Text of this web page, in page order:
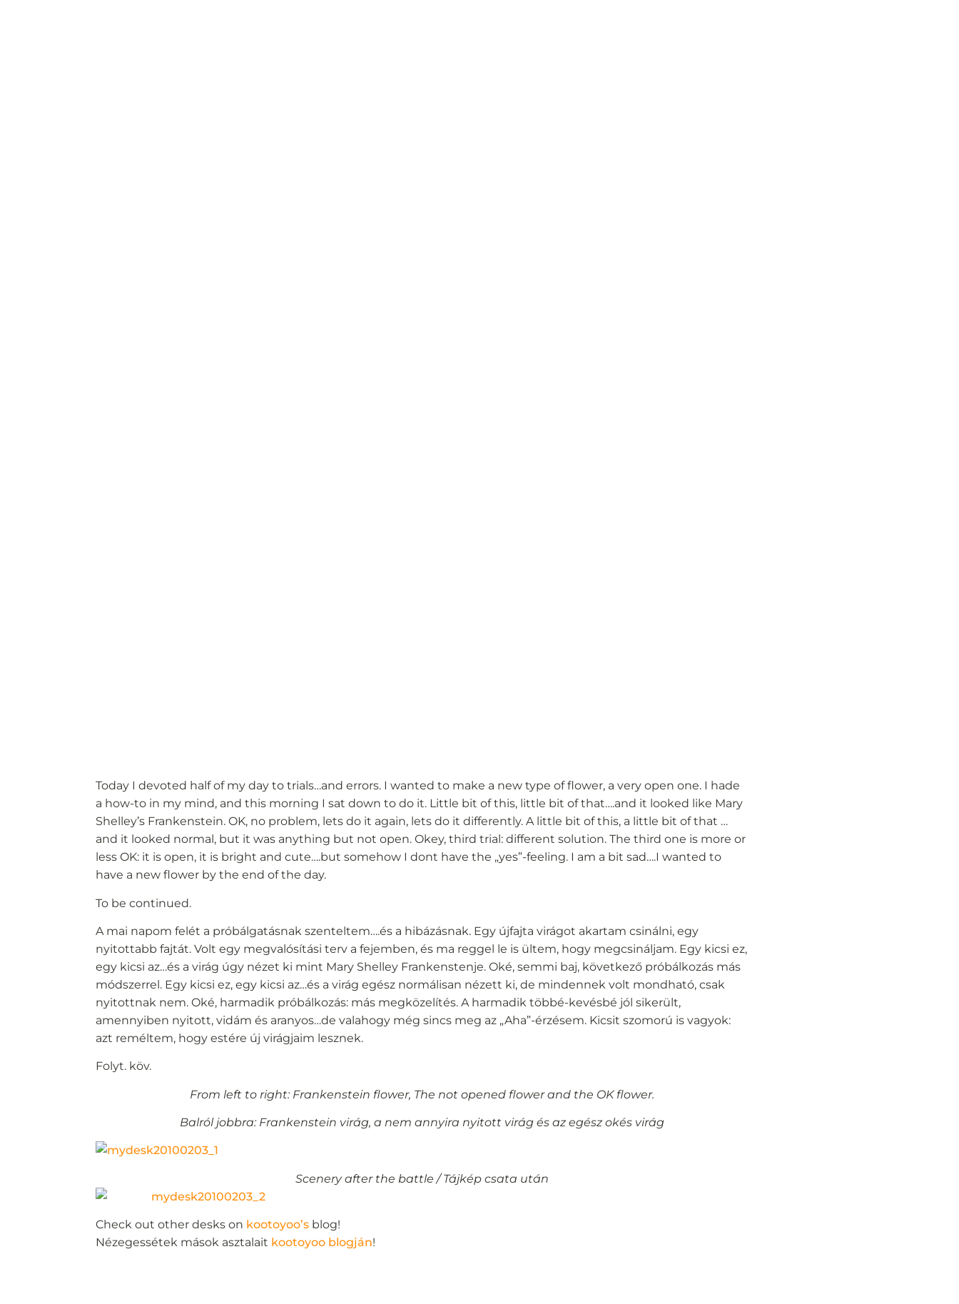
Today I devoted half of my day to trials…and errors. I wanted to make a new type of flower, a very open one. I hade
a how-to in my mind, and this morning I sat down to do it. Little bit of this, little bit of that….and it looked like Mary
Shelley’s Frankenstein. OK, no problem, lets do it again, lets do it differently. A little bit of this, a little bit of that …
and it looked normal, but it was anything but not open. Okey, third trial: different solution. The third one is more or
less OK: it is open, it is bright and cute….but somehow I dont have the „yes”-feeling. I am a bit sad….I wanted to
have a new flower by the end of the day.
To be continued.
A mai napom felét a próbálgatásnak szenteltem….és a hibázásnak. Egy újfajta virágot akartam csinálni, egy
nyitottabb fajtát. Volt egy megvalósítási terv a fejemben, és ma reggel le is ültem, hogy megcsináljam. Egy kicsi ez,
egy kicsi az…és a virág úgy nézet ki mint Mary Shelley Frankenstenje. Oké, semmi baj, következő próbálkozás más
módszerrel. Egy kicsi ez, egy kicsi az…és a virág egész normálisan nézett ki, de mindennek volt mondható, csak
nyitottnak nem. Oké, harmadik próbálkozás: más megközelítés. A harmadik többé-kevésbé jól sikerült,
amennyiben nyitott, vidám és aranyos…de valahogy még sincs meg az „Aha”-érzésem. Kicsit szomorú is vagyok:
azt reméltem, hogy estére új virágjaim lesznek.
Folyt. köv.
From left to right: Frankenstein flower, The not opened flower and the OK flower.
Balról jobbra: Frankenstein virág, a nem annyira nyitott virág és az egész okés virág
Scenery after the battle / Tájkép csata után
Check out other desks on kootoyoo’s blog!
Nézegessétek mások asztalait kootoyoo blogján!